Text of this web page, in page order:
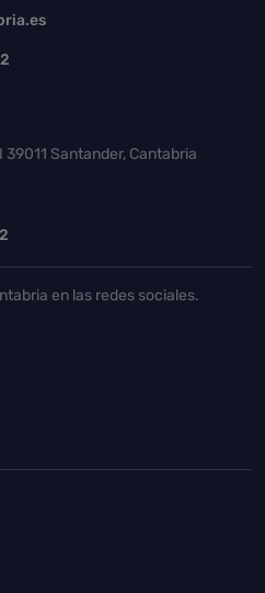
Santander, Cantabria
en las redes sociales.